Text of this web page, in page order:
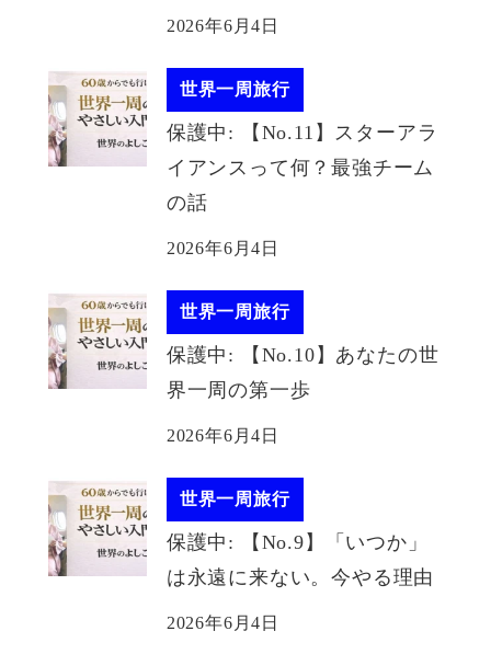
2026年6月4日
世界一周旅行
保護中: 【No.11】スターアラ
イアンスって何？最強チーム
の話
2026年6月4日
世界一周旅行
保護中: 【No.10】あなたの世
界一周の第一歩
2026年6月4日
世界一周旅行
保護中: 【No.9】「いつか」
は永遠に来ない。今やる理由
2026年6月4日